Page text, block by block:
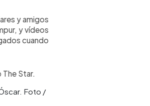
y amigos
y vídeos
cuando
Star.